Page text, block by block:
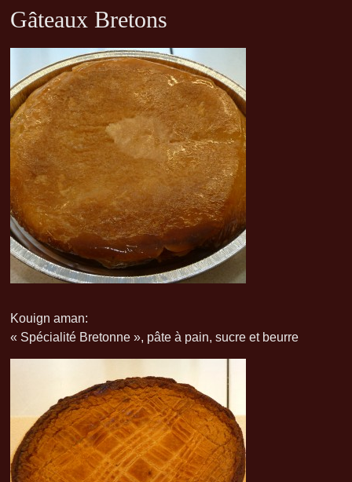
Gâteaux Bretons
Kouign aman:
« Spécialité Bretonne », pâte à pain, sucre et beurre